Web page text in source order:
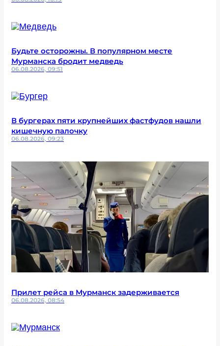
Будьте осторожны. В популярном месте
Мурманска бродит медведь
06.08.2026, 09:51
В бургерах пяти крупнейших фастфудов нашли
кишечную палочку
06.08.2026, 09:23
Прилет рейса в Мурманск задерживается
06.08.2026, 08:54